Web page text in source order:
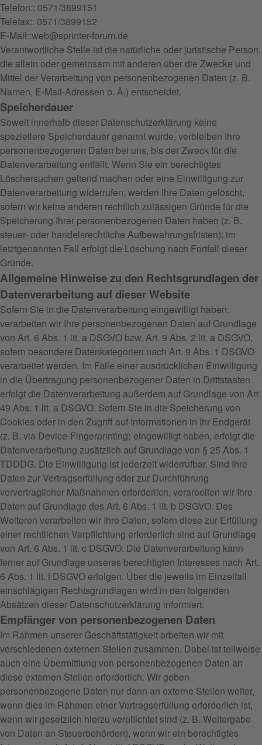
Telefon:: 0571/3899151
Telefax:: 0571/3899152
E-Mail::web@sprinter-forum.de
Verantwortliche Stelle ist die natürliche oder juristische Person,
die allein oder gemeinsam mit anderen über die Zwecke und
Mittel der Verarbeitung von personenbezogenen Daten (z. B.
Namen, E-Mail-Adressen o. Ä.) entscheidet.
Speicherdauer
Soweit innerhalb dieser Datenschutzerklärung keine
speziellere Speicherdauer genannt wurde, verbleiben Ihre
personenbezogenen Daten bei uns, bis der Zweck für die
Datenverarbeitung entfällt. Wenn Sie ein berechtigtes
Löschersuchen geltend machen oder eine Einwilligung zur
Datenverarbeitung widerrufen, werden Ihre Daten gelöscht,
sofern wir keine anderen rechtlich zulässigen Gründe für die
Speicherung Ihrer personenbezogenen Daten haben (z. B.
steuer- oder handelsrechtliche Aufbewahrungsfristen); im
letztgenannten Fall erfolgt die Löschung nach Fortfall dieser
Gründe.
Allgemeine Hinweise zu den Rechtsgrundlagen der
Datenverarbeitung auf dieser Website
Sofern Sie in die Datenverarbeitung eingewilligt haben,
verarbeiten wir Ihre personenbezogenen Daten auf Grundlage
von Art. 6 Abs. 1 lit. a DSGVO bzw. Art. 9 Abs. 2 lit. a DSGVO,
sofern besondere Datenkategorien nach Art. 9 Abs. 1 DSGVO
verarbeitet werden. Im Falle einer ausdrücklichen Einwilligung
in die Übertragung personenbezogener Daten in Drittstaaten
erfolgt die Datenverarbeitung außerdem auf Grundlage von Art.
49 Abs. 1 lit. a DSGVO. Sofern Sie in die Speicherung von
Cookies oder in den Zugriff auf Informationen in Ihr Endgerät
(z. B. via Device-Fingerprinting) eingewilligt haben, erfolgt die
Datenverarbeitung zusätzlich auf Grundlage von § 25 Abs. 1
TDDDG. Die Einwilligung ist jederzeit widerrufbar. Sind Ihre
Daten zur Vertragserfüllung oder zur Durchführung
vorvertraglicher Maßnahmen erforderlich, verarbeiten wir Ihre
Daten auf Grundlage des Art. 6 Abs. 1 lit. b DSGVO. Des
Weiteren verarbeiten wir Ihre Daten, sofern diese zur Erfüllung
einer rechtlichen Verpflichtung erforderlich sind auf Grundlage
von Art. 6 Abs. 1 lit. c DSGVO. Die Datenverarbeitung kann
ferner auf Grundlage unseres berechtigten Interesses nach Art.
6 Abs. 1 lit. f DSGVO erfolgen. Über die jeweils im Einzelfall
einschlägigen Rechtsgrundlagen wird in den folgenden
Absätzen dieser Datenschutzerklärung informiert.
Empfänger von personenbezogenen Daten
Im Rahmen unserer Geschäftstätigkeit arbeiten wir mit
verschiedenen externen Stellen zusammen. Dabei ist teilweise
auch eine Übermittlung von personenbezogenen Daten an
diese externen Stellen erforderlich. Wir geben
personenbezogene Daten nur dann an externe Stellen weiter,
wenn dies im Rahmen einer Vertragserfüllung erforderlich ist,
wenn wir gesetzlich hierzu verpflichtet sind (z. B. Weitergabe
von Daten an Steuerbehörden), wenn wir ein berechtigtes